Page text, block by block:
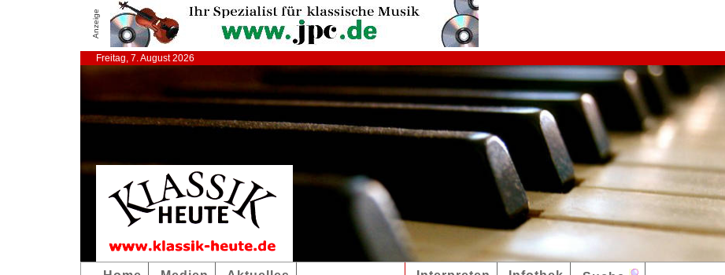
Anzeige
Freitag, 7. August 2026